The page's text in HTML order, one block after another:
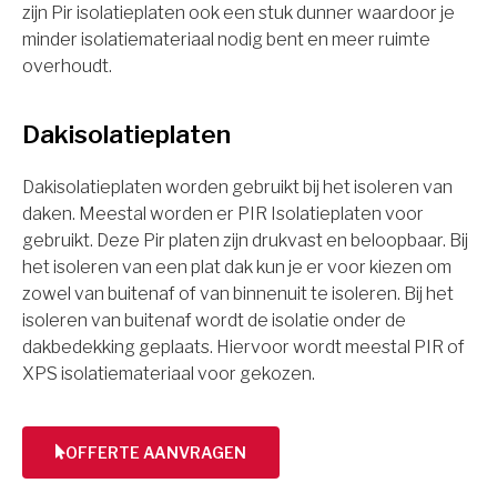
zijn Pir isolatieplaten ook een stuk dunner waardoor je
minder isolatiemateriaal nodig bent en meer ruimte
overhoudt.
Dakisolatieplaten
Dakisolatieplaten worden gebruikt bij het isoleren van
daken. Meestal worden er PIR Isolatieplaten voor
gebruikt. Deze Pir platen zijn drukvast en beloopbaar. Bij
het isoleren van een plat dak kun je er voor kiezen om
zowel van buitenaf of van binnenuit te isoleren. Bij het
isoleren van buitenaf wordt de isolatie onder de
dakbedekking geplaats. Hiervoor wordt meestal PIR of
XPS isolatiemateriaal voor gekozen.
OFFERTE AANVRAGEN